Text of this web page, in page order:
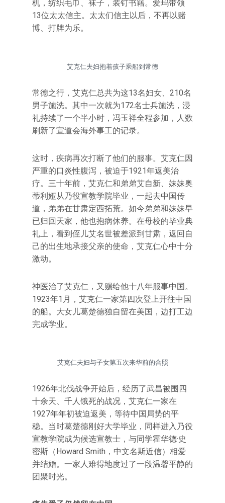
机，纺织毛巾、袜子，装钉书籍。爱玛带领
13位太太信主。太太们信主以后，不再以赌
博、打牌为乐。
艾克仁夫妇抱着孩子乘船到常德
常德之行，艾克仁总共为这13名妇女、210名
男子施洗。其中一次就为172名士兵施洗，浸
礼持续了一个半小时，冯玉祥全程参加，人数
刷新了宣道会海外事工的记录。
这时，疾病再次打断了他们的服事。艾克仁因
严重的口炎性腹泻，被迫于1921年返美治
疗。三十年前，艾克仁和弟弟艾自新、妹妹奥
蒂利娅从乃役宣教学院毕业，一起去中国传
道，弟弟在甘肃定西拓荒。如今弟弟和妹妹早
已归回天家，他也抱病休养。在母校的毕业典
礼上，看到侄儿艾名世被差派到甘肃，返回自
己的出生地承接父亲的使命，艾克仁心中十分
激动。
神医治了艾克仁，又赐给他十八年服事中国。
1923年1月，艾克仁一家第四次登上开往中国
的船。大女儿葛楚德独自留在美国，边打工边
完成学业。
艾克仁夫妇与子女第五次来华前的合照
1926年北伐战争开始后，经历了武昌被围四
十余天、千人饿死的战况，艾克仁一家在
1927年年初被迫返美，等待中国局势的平
稳。当时葛楚德刚好大学毕业，同样进入乃役
宣教学院成为候选宣教士，与同学霍华德·史
密斯（Howard Smith，中文名斯近信）相爱
并结婚。一家人难得地度过了一段温馨平静的
团聚时光。